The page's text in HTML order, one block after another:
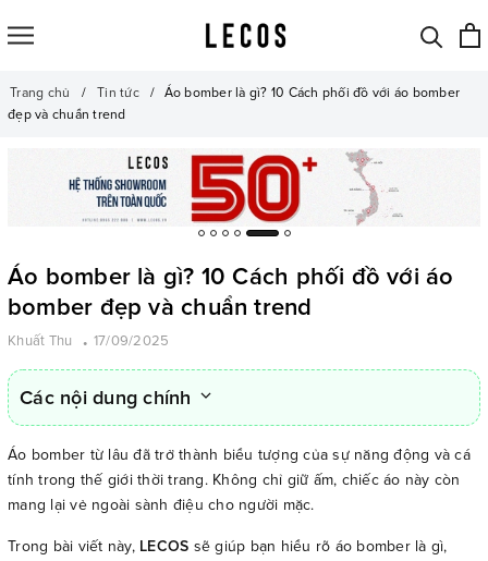
Trang chủ Tin tức
Áo bomber là gì? 10 Cách phối đồ với áo bomber
đẹp và chuẩn trend
Áo bomber là gì? 10 Cách phối đồ với áo
bomber đẹp và chuẩn trend
Khuất Thu 17/09/2025
Các nội dung chính
Áo bomber từ lâu đã trở thành biểu tượng của sự năng động và cá
tính trong thế giới thời trang. Không chỉ giữ ấm, chiếc áo này còn
mang lại vẻ ngoài sành điệu cho người mặc.
Trong bài viết này, LECOS sẽ giúp bạn hiểu rõ áo bomber là gì,